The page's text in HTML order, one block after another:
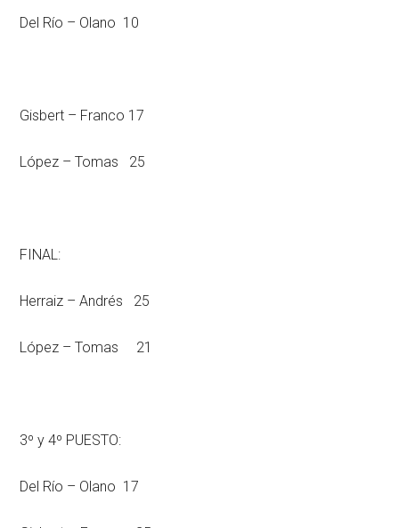
Del Río – Olano 10
Gisbert – Franco 17
López – Tomas 25
FINAL:
Herraiz – Andrés 25
López – Tomas 21
3º y 4º PUESTO:
Del Río – Olano 17